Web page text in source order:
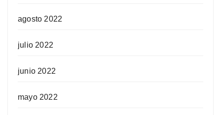
agosto 2022
julio 2022
junio 2022
mayo 2022